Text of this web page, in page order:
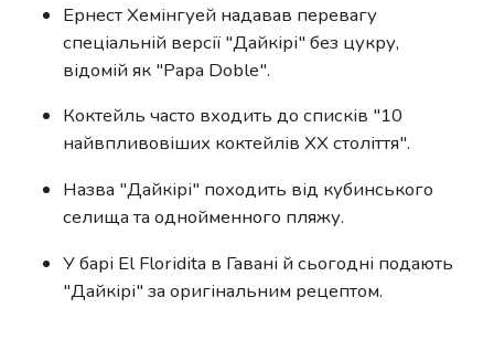
Ернест Хемінгуей надавав перевагу
спеціальній версії "Дайкірі" без цукру,
відомій як "Papa Doble".
Коктейль часто входить до списків "10
найвпливовіших коктейлів XX століття".
Назва "Дайкірі" походить від кубинського
селища та однойменного пляжу.
У барі El Floridita в Гавані й сьогодні подають
"Дайкірі" за оригінальним рецептом.